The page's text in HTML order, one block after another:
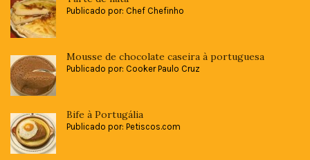
Publicado por: Chef Chefinho
Mousse de chocolate caseira à portuguesa
Publicado por: Cooker Paulo Cruz
Bife à Portugália
Publicado por: Petiscos.com